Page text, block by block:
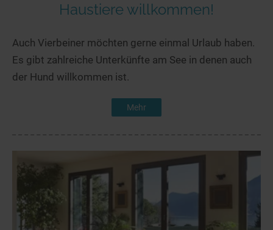
Haustiere willkommen!
Auch Vierbeiner möchten gerne einmal Urlaub haben.
Es gibt zahlreiche Unterkünfte am See in denen auch
der Hund willkommen ist.
Mehr